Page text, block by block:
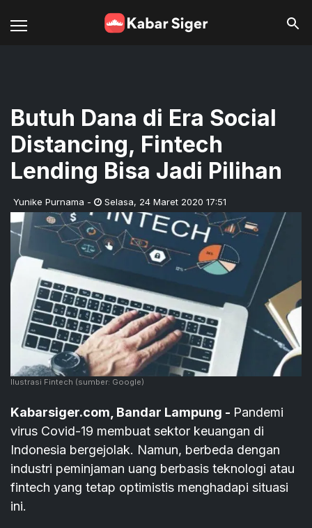
Butuh Dana di Era Social
Distancing, Fintech
Lending Bisa Jadi Pilihan
Yunike Purnama - Selasa, 24 Maret 2020 17:51
Ilustrasi Fintech (sumber: Google)
Kabarsiger.com, Bandar Lampung - Pandemi
virus Covid-19 membuat sektor keuangan di
Indonesia bergejolak. Namun, berbeda dengan
industri peminjaman uang berbasis teknologi atau
fintech yang tetap optimistis menghadapi situasi
ini.